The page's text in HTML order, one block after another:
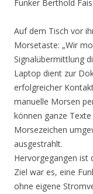
Funker Berthold
Auf dem Tisch vor
Morsetaste: „Wir
Signalübermittlung
Laptop dient zur
erfolgreicher
manuelle Morsen
können ganze
Morsezeichen
ausgestrahlt.
Hervorgegangen ist
Ziel war es, eine
ohne eigene